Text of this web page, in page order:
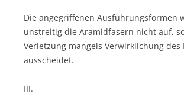
Die angegriffenen Ausführungsformen
unstreitig die Aramidfasern nicht auf,
Verletzung mangels Verwirklichung des
ausscheidet.
III.